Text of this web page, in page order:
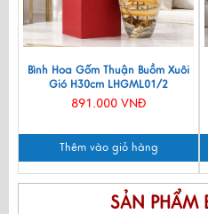
Bình Hoa Gốm Thuận Buồm Xuôi
Gió H30cm LHGML01/2
891.000 VNĐ
Thêm vào giỏ hàng
SẢN PHẨM